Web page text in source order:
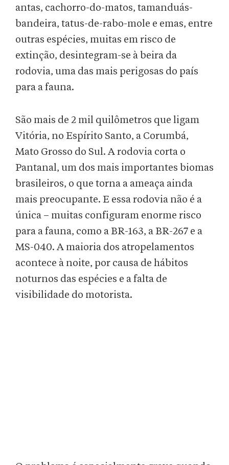
antas, cachorro-do-matos, tamanduás-
bandeira, tatus-de-rabo-mole e emas, entre
outras espécies, muitas em risco de
extinção, desintegram-se à beira da
rodovia, uma das mais perigosas do país
para a fauna.
São mais de 2 mil quilômetros que ligam
Vitória, no Espírito Santo, a Corumbá,
Mato Grosso do Sul. A rodovia corta o
Pantanal, um dos mais importantes biomas
brasileiros, o que torna a ameaça ainda
mais preocupante. E essa rodovia não é a
única – muitas configuram enorme risco
para a fauna, como a BR-163, a BR-267 e a
MS-040. A maioria dos atropelamentos
acontece à noite, por causa de hábitos
noturnos das espécies e a falta de
visibilidade do motorista.